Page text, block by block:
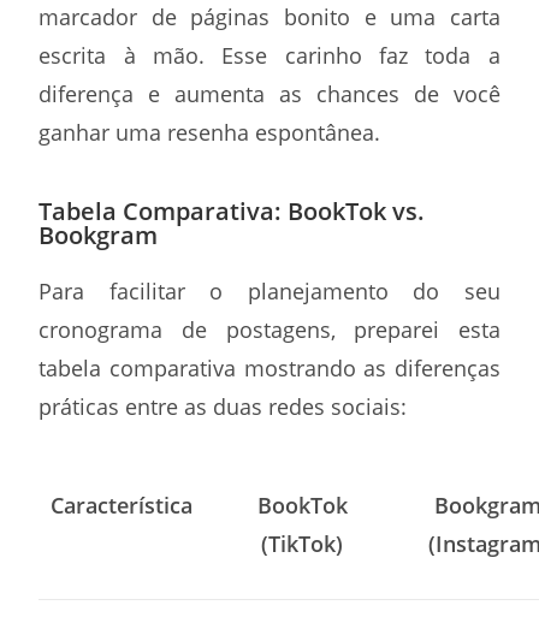
marcador de páginas bonito e uma carta
escrita à mão. Esse carinho faz toda a
diferença e aumenta as chances de você
ganhar uma resenha espontânea.
Tabela Comparativa: BookTok vs.
Bookgram
Para facilitar o planejamento do seu
cronograma de postagens, preparei esta
tabela comparativa mostrando as diferenças
práticas entre as duas redes sociais:
Característica
BookTok
(TikTok)